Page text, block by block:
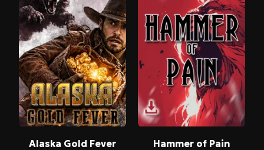
Alaska Gold Fever Hammer of Pain